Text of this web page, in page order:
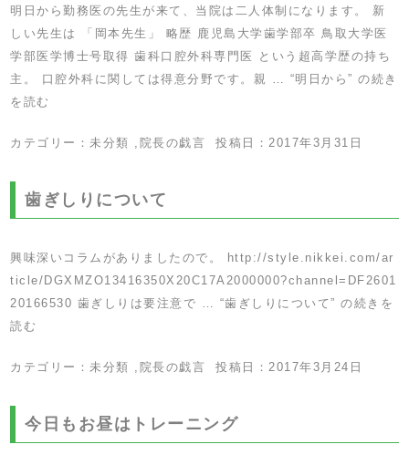
明日から勤務医の先生が来て、当院は二人体制になります。 新
しい先生は 「岡本先生」 略歴 鹿児島大学歯学部卒 鳥取大学医
学部医学博士号取得 歯科口腔外科専門医 という超高学歴の持ち
主。 口腔外科に関しては得意分野です。親 … “明日から” の続き
を読む
カテゴリー：未分類 , 院長の戯言 投稿日：2017年3月31日
歯ぎしりについて
興味深いコラムがありましたので。 http://style.nikkei.com/ar
ticle/DGXMZO13416350X20C17A2000000?channel=DF2601
20166530 歯ぎしりは要注意で … “歯ぎしりについて” の続きを
読む
カテゴリー：未分類 , 院長の戯言 投稿日：2017年3月24日
今日もお昼はトレーニング